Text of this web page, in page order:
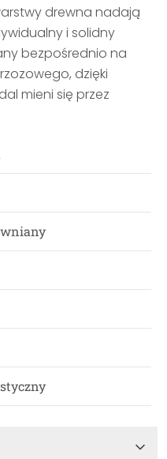
drewna nadają
i solidny
bezpośrednio na
dzięki
mieni się przez